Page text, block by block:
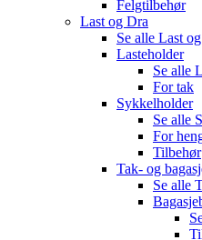
Felgtilbehør
Last og Dra
Se alle Last
Lasteholder
Se alle
For tak
Sykkelholder
Se alle
For
Tilbehør
Tak- og
Se alle